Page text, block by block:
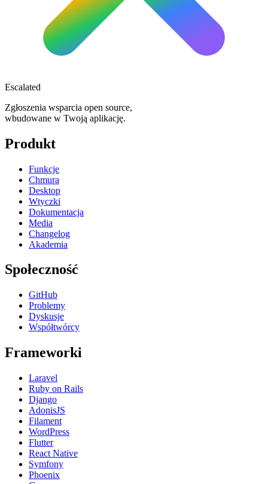
Escalated
Zgłoszenia wsparcia open source,
wbudowane w Twoją aplikację.
Produkt
Funkcje
Chmura
Desktop
Wtyczki
Dokumentacja
Media
Changelog
Akademia
Społeczność
GitHub
Problemy
Dyskusje
Współtwórcy
Frameworki
Laravel
Ruby on Rails
Django
AdonisJS
Filament
WordPress
Flutter
React Native
Symfony
Phoenix